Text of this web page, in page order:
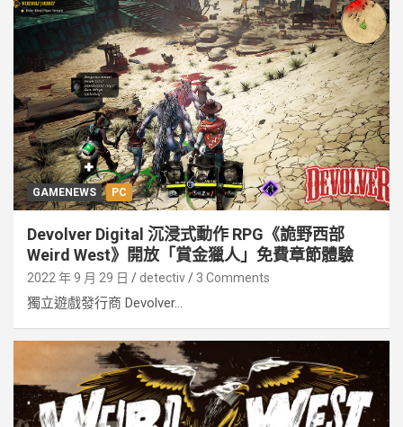
GAMENEWS PC
Devolver Digital 沉浸式動作 RPG《詭野西部
Weird West》開放「賞金獵人」免費章節體驗
2022 年 9 月 29 日 detectiv 3 Comments
獨立遊戲發行商 Devolver...